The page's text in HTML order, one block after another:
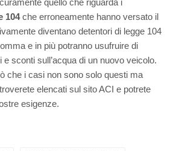
104che erroneamente hanno versato il
diventano detentori di legge 104
e in più potranno usufruire di
sconti sull’acqua di un nuovo veicolo.
che i casi non sono solo questi ma
elencati sul sito ACI e potrete
esigenze.